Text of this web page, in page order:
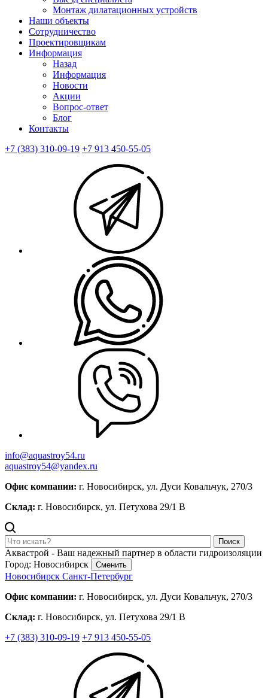
Монтаж дилатационных устройств
Наши объекты
Сотрудничество
Проектировщикам
Информация
Назад
Информация
Новости
Акции
Вопрос-ответ
Блог
Контакты
+7 (383) 310-09-19 +7 913 450-55-05
info@aquastroy54.ru
aquastroy54@yandex.ru
Офис компании: г. Новосибирск, ул. Дуси Ковальчук, 270/3
Склад: г. Новосибирск, ул. Петухова 29/1 В
Поиск
Аквастрой - Ваш надежный партнер в области гидроизоляции
Город: Новосибирск
Сменить
Новосибирск Санкт-Петербург
Офис компании: г. Новосибирск, ул. Дуси Ковальчук, 270/3
Склад: г. Новосибирск, ул. Петухова 29/1 В
+7 (383) 310-09-19 +7 913 450-55-05